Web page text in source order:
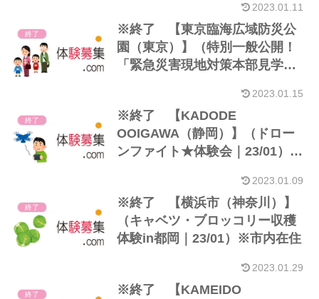
2023.01.11
終了
※終了 【東京臨海広域防災公
園（東京）】（特別一般公開！
「緊急災害現地対策本部見学ツ
2023.01.15
終了
※終了 【KADODE
OOIGAWA（静岡）】（ドロー
ンファイト★体験会｜23/01）※
2023.01.09
終了
※終了 【横浜市（神奈川）】
（キャベツ・ブロッコリー収穫
体験in都岡｜23/01）※市内在住
2023.01.29
終了
※終了 【KAMEIDO